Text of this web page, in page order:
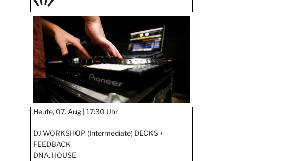
TAGE
STIPP
Heute, 07. Aug | 17:30 Uhr
DJ WORKSHOP (Intermediate) DECKS +
FEEDBACK
DNA. HOUSE